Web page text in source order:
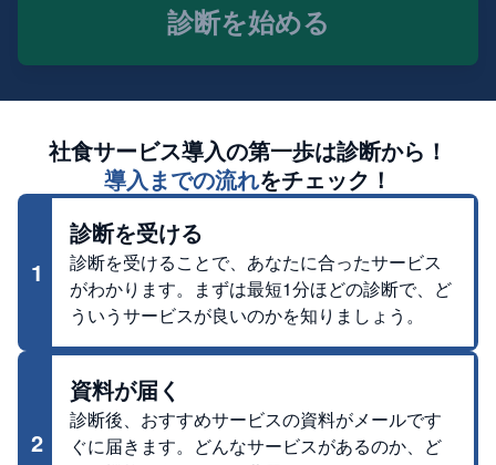
診断を始める
社食サービス導入の第一歩は診断から！
導入までの流れをチェック！
1
診断を受ける
診断を受けることで、あなたに合ったサービス
がわかります。まずは最短1分ほどの診断で、ど
ういうサービスが良いのかを知りましょう。
2
資料が届く
診断後、おすすめサービスの資料がメールです
ぐに届きます。どんなサービスがあるのか、ど